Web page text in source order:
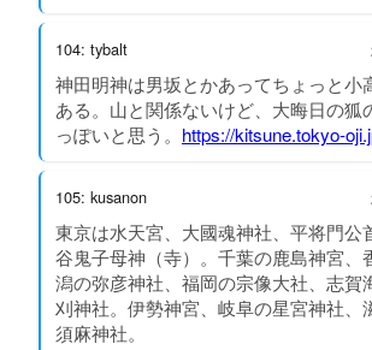
104: tybalt
神田明神は男坂とかあってちょっと小
ある。山と関係ないけど、大晦日の狐
っぽいと思う。 https://kitsune.tokyo-
105: kusanon
東京は水天宮、大國魂神社、平将門公
谷鬼子母神（寺）。千葉の鹿島神宮、
潟の弥彦神社、福岡の宗像大社、志賀
刈神社。伊勢神宮、岐阜の星宮神社、
須麻神社。